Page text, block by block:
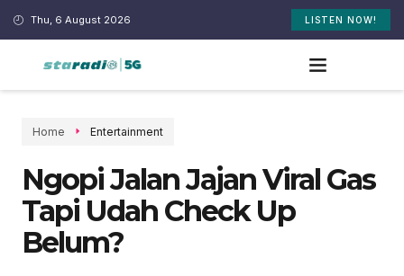
Thu, 6 August 2026 LISTEN NOW!
Home Entertainment
Ngopi Jalan Jajan Viral Gas
Tapi Udah Check Up
Belum?